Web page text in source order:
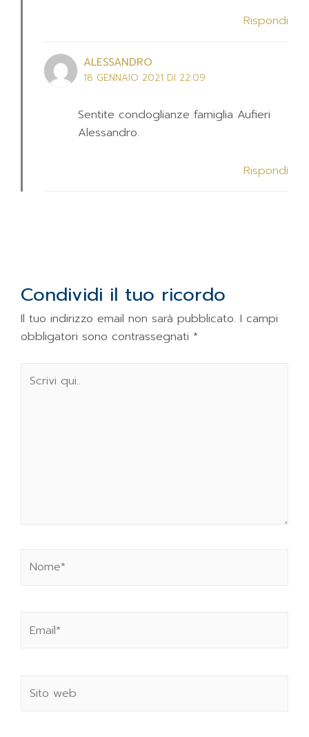
Rispondi
ALESSANDRO
18 GENNAIO 2021 DI 22:09
Sentite condoglianze famiglia Aufieri
Alessandro.
Rispondi
Condividi il tuo ricordo
Il tuo indirizzo email non sarà pubblicato. I campi
obbligatori sono contrassegnati *